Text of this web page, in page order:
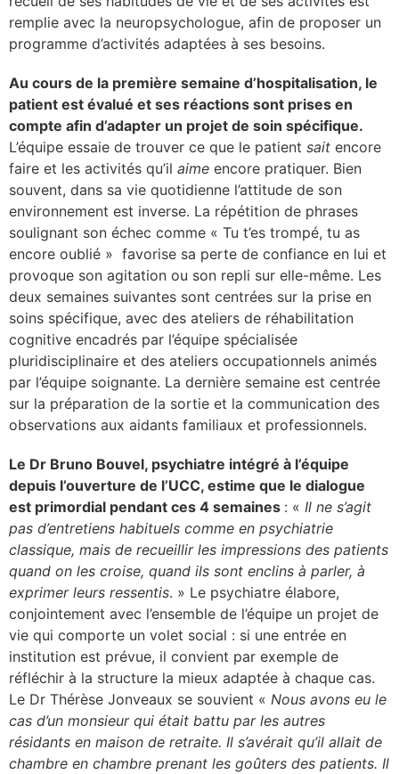
remplie avec la neuropsychologue, afin de proposer un
programme d’activités adaptées à ses besoins.
Au cours de la première semaine d’hospitalisation, le
patient est évalué et ses réactions sont prises en
compte afin d’adapter un projet de soin spécifique.
L’équipe essaie de trouver ce que le patient sait encore
faire et les activités qu’il aime encore pratiquer. Bien
souvent, dans sa vie quotidienne l’attitude de son
environnement est inverse. La répétition de phrases
soulignant son échec comme « Tu t’es trompé, tu as
encore oublié » favorise sa perte de confiance en lui et
provoque son agitation ou son repli sur elle-même. Les
deux semaines suivantes sont centrées sur la prise en
soins spécifique, avec des ateliers de réhabilitation
cognitive encadrés par l’équipe spécialisée
pluridisciplinaire et des ateliers occupationnels animés
par l’équipe soignante. La dernière semaine est centrée
sur la préparation de la sortie et la communication des
observations aux aidants familiaux et professionnels.
Le Dr Bruno Bouvel, psychiatre intégré à l’équipe
depuis l’ouverture de l’UCC, estime que le dialogue
est primordial pendant ces 4 semaines : « Il ne s’agit
pas d’entretiens habituels comme en psychiatrie
classique, mais de recueillir les impressions des patients
quand on les croise, quand ils sont enclins à parler, à
exprimer leurs ressentis. » Le psychiatre élabore,
conjointement avec l’ensemble de l’équipe un projet de
vie qui comporte un volet social : si une entrée en
institution est prévue, il convient par exemple de
réfléchir à la structure la mieux adaptée à chaque cas.
Le Dr Thérèse Jonveaux se souvient « Nous avons eu le
cas d’un monsieur qui était battu par les autres
résidants en maison de retraite. Il s’avérait qu’il allait de
chambre en chambre prenant les goûters des patients. Il